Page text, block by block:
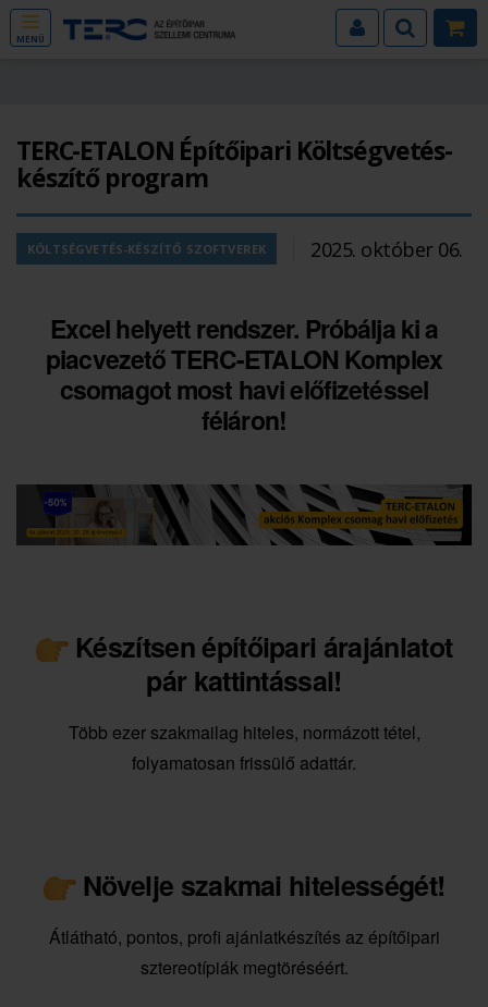
MENÜ
TERC-ETALON Építőipari Költségvetés-
készítő program
KÖLTSÉGVETÉS-KÉSZÍTŐ SZOFTVEREK 2025. október 06.
Excel helyett rendszer. Próbálja ki a
piacvezető TERC-ETALON Komplex
csomagot most havi előfizetéssel
féláron!
Készítsen építőipari árajánlatot
pár kattintással!
Több ezer szakmailag hiteles, normázott tétel,
folyamatosan frissülő adattár.
Növelje szakmai hitelességét!
Átlátható, pontos, profi ajánlatkészítés az építőipari
sztereotípiák megtöréséért.